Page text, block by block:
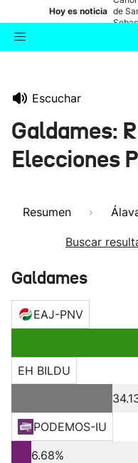
Hoy es noticia de
Escuchar
Galdames:
Elecciones
Resumen
Buscar
Galdames
EAJ-PNV
EH BILDU
PODEMOS-IU
6.68%